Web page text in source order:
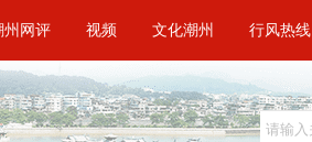
州网评 视频 文化潮州 行风热线